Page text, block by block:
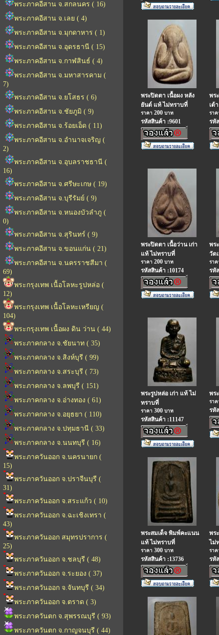
พระภาคอีสาน จ.สกลนคร ( 16)
พระภาคอีสาน จ.เลย ( 4)
พระภาคอีสาน จ.มุกดาหาร ( 1)
พระภาคอีสาน จ.อุดรธานี ( 15)
พระภาคอีสาน จ.กาฬสินธ์ ( 4)
พระภาคอีสาน จ.มหาสารคาม (
7)
พระภาคอีสาน จ.ยโสธร ( 6)
พระภาคอีสาน จ.ชัยภูมิ ( 9)
พระภาคอีสาน จ.ร้อยเอ็ด ( 11)
พระภาคอีสาน จ.อำนาจเจริญ (
2)
พระภาคอีสาน จ.อุบลราชธานี (
16)
พระภาคอีสาน จ.ศรีษะเกษ ( 19)
พระภาคอีสาน จ.บุรีรัมย์ ( 9)
พระภาคอีสาน จ.หนองบัวลำภู (
0)
พระภาคอีสาน จ.สุรินทร์ ( 9)
พระภาคอีสาน จ.ขอนแก่น ( 21)
พระภาคอีสาน จ.นครราชสีมา (
69)
พระกรุงเทพ เนื้อโลหะรูปหล่อ (
12)
พระกรุงเทพ เนื้อโลหะเหรียญ (
104)
พระกรุงเทพ เนื้อผง ดิน ว่าน ( 44)
พระภาคกลาง จ.ชัยนาท ( 35)
พระภาคกลาง จ.สิงห์บุรี ( 99)
พระภาคกลาง จ.สระบุรี ( 73)
พระภาคกลาง จ.ลพบุรี ( 151)
พระภาคกลาง จ.อ่างทอง ( 61)
พระภาคกลาง จ.อยุธยา ( 110)
พระภาคกลาง จ.ปทุมธานี ( 33)
พระภาคกลาง จ.นนทบุรี ( 16)
พระภาควันออก จ.นครนายก (
15)
พระภาควันออก จ.ปราจีนบุรี (
31)
พระภาควันออก จ.สระแก้ว ( 10)
พระภาควันออก จ.ฉะเชิงเทรา (
43)
พระภาควันออก สมุทรปราการ (
25)
พระภาควันออก จ.ชลบุรี ( 48)
พระภาควันออก จ.ระยอง ( 37)
พระภาควันออก จ.จันทบุรี ( 34)
พระภาควันออก จ.ตราด ( 3)
พระภาควันตก จ.สุพรรณบุรี ( 93)
พระภาควันตก จ.กาญจนบุรี ( 44)
พระปิดตา เนื้อผง หลัง
ยันต์ แท้ ไม่ทราบที่
ราคา 200 บาท
รหัสสินค้า :9601
พร
เต้
รา
รหั
พระปิดตา เนื้อว่าน เก่า
แท้ ไม่ทราบที่
ราคา 200 บาท
รหัสสินค้า :10174
พร
วัด
รา
รหั
พระรูปหล่อ เก่า แท้ ไม่
ทราบที่
ราคา 300 บาท
รหัสสินค้า :11147
พร
รา
รหั
พระสมเด็จ พิมพ์คะแนน
แท้ ไม่ทราบที่
ราคา 300 บาท
รหัสสินค้า :13736
พร
ไม่
รา
รหั